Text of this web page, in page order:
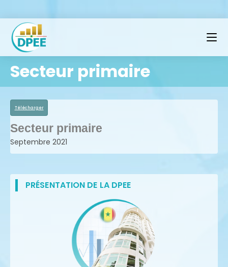
Secteur primaire
Télécharger
Secteur primaire
Septembre 2021
PRÉSENTATION DE LA DPEE